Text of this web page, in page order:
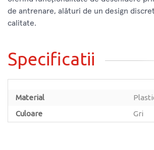
de antrenare, alături de un design
calitate.
Specificatii
Material
Culoare
Gri